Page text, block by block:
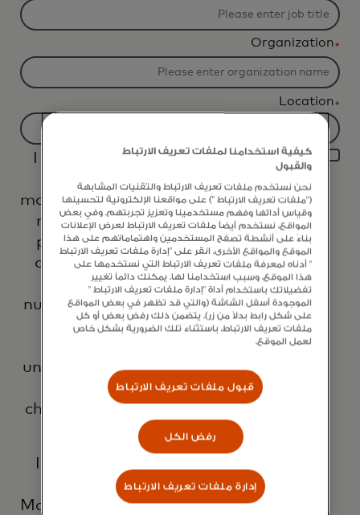
*
Organization
*
Location
Filtering
will
applied
after
characters.
I agree that Mastercard International
Inc. and its affiliates ('Mastercard')
may use my contact details to send me
marketing communications about its
products, services and events, as well
as other topical business information
by email. If I have shared my phone
number, I confirm that I am also happy
to be contacted by Mastercard for
such marketing purposes by phone. I
understand that I am free to withdraw
my consent at any time, free of
charge, using the opt-out link provided
in each email.
will be processed in accordance with
Mastercard’sGlobal Privacy Notice
كيفية استخدامنا لملفات تعريف الارتباط
والقبول
نحن نستخدم ملفات تعريف الارتباط والتقنيات المشابهة
("ملفات تعريف الارتباط ") على مواقعنا الإلكترونية لتحسينها
وقياس أدائها وفهم مستخدمينا وتعزيز تجربتهم. وفي بعض
المواقع، نستخدم أيضاً ملفات تعريف الارتباط لعرض الإعلانات
بناءً على أنشطة تصفح المستخدمين واهتماماتهم على هذا
الموقع والمواقع الأخرى. انقر على "إدارة ملفات تعريف الارتباط
" أدناه لمعرفة ملفات تعريف الارتباط التي نستخدمها على
هذا الموقع، وسبب استخدامنا لها. يمكنك دائماً تغيير
تفضيلاتك باستخدام أداة "إدارة ملفات تعريف الارتباط "
الموجودة أسفل الشاشة (والتي قد تظهر في بعض المواقع
على شكل رابط بدلاً من زر). يتضمن ذلك رفض بعض أو كل
ملفات تعريف الارتباط، باستثناء تلك الضرورية بشكل خاص
لعمل الموقع.
قبول ملفات تعريف الارتباط
رفض الكل
إدارة ملفات تعريف الارتباط